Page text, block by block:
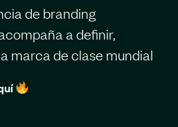
de branding
a definir,
marca de clase mundial